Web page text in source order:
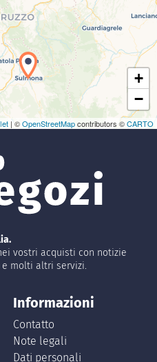
della carta in corso...
+
−
| ©OpenStreetMapcontributors ©CARTO
vostri acquisti con notizie
molti altri servizi.
Informazioni
Contatto
Note legali
Dati personali